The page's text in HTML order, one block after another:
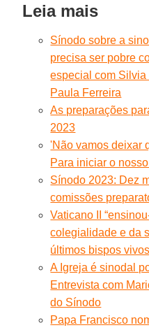
Leia mais
Sínodo sobre a
precisa ser pobre
especial com
Paula Ferreira
As preparações
2023
'Não vamos deixar
Para iniciar o
Sínodo 2023: Dez
comissões
Vaticano II
colegialidade e da
últimos bispos
A Igreja é sinodal
Entrevista com
do Sínodo
Papa Francisco